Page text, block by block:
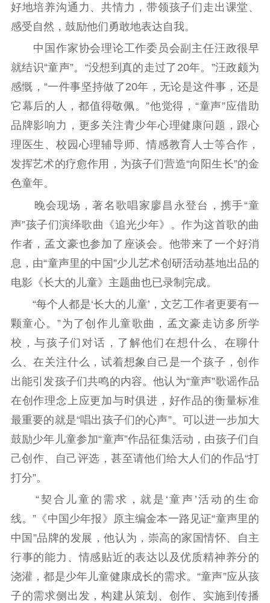
文明创建 文明实践
文明培育
先进典型
社会宣传
思想政治教育 爱国主义教育
全民国防教育
红色资源保护利
用
新闻出版
精品出版
扫黄打非
电影工作
机关党建
党建要闻 学习在线
文化人才
紫金人才 职称评审
数据资源
公共服务
新时代公民素养
提升资源库
新闻出版
政务服务
作品著作权
登记服务
科研创新
服务管理平台
管理平台
服务管理
文化产业
数字出版
新闻发布工作备
电影
服务
理论宣讲
共建共享平台
政工继续教育学
习平台
责任编辑注册
业务申报系统
好地培养沟通力、共情力，带领孩子们走出课堂、
感受自然，鼓励他们勇敢地表达自我。
中国作家协会理论工作委员会副主任汪政很早
就结识“童声”。“没想到真的走过了20年。”汪政颇为
感慨，“一件事坚持做了20年，无论是这件事，还是
它幕后的人，都值得敬佩。”他觉得，“童声”应借助
品牌影响力，更多关注青少年心理健康问题，跟心
理医生、校园心理辅导师、情感教育人士等合作，
发挥艺术的疗愈作用，为孩子们营造“向阳生长”的金
色童年。
晚会现场，著名歌唱家廖昌永登台，携手“童
声”孩子们演绎歌曲《追光少年》。作为这首歌的曲
作者，孟文豪也参加了座谈会。他带来了一个好消
息，由“童声里的中国”少儿艺术创研活动基地出品的
电影《长大的儿童》主题曲也已录制完成。
“每个人都是‘长大的儿童’，文艺工作者更要有一
颗童心。”为了创作儿童歌曲，孟文豪走访多所学
校，与孩子们对话，了解他们在想什么、在聊什
么、在关注什么，试着想象自己是一个孩子，创作
出能引发孩子们共鸣的内容。他认为“童声”歌谣作品
在创作理念上应更加与时俱进，好作品的衡量标准
最重要的就是“唱出孩子们的心声”。可以进一步加大
鼓励少年儿童参加“童声”作品征集活动，由孩子们自
己创作、自己评选，甚至请他们给大人们的作品“打
打分”。
“契合儿童的需求，就是‘童声’活动的生命
线。”《中国少年报》原主编金本一路见证“童声里的
中国”品牌的发展，他认为，崇高的家国情怀、自主
行事的能力、情感贴近的表达以及优质精神养分的
浇灌，都是少年儿童健康成长的需求。“童声”应从孩
子的需求侧出发，构建从策划、创作、实施到传播